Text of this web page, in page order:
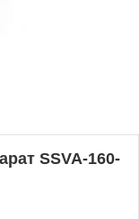
SSVA-160-